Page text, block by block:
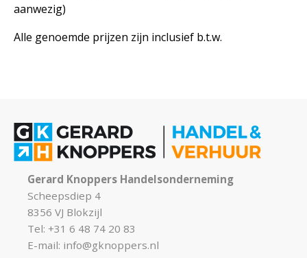
aanwezig)
Alle genoemde prijzen zijn inclusief b.t.w.
Gerard Knoppers Handelsonderneming
Scheepsdiep 4
8356 VJ Blokzijl
Tel: +31 6 48 74 20 83
E-mail: info@gknoppers.nl